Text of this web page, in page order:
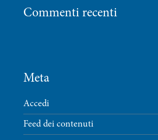
Commenti recenti
Meta
Accedi
Feed dei contenuti